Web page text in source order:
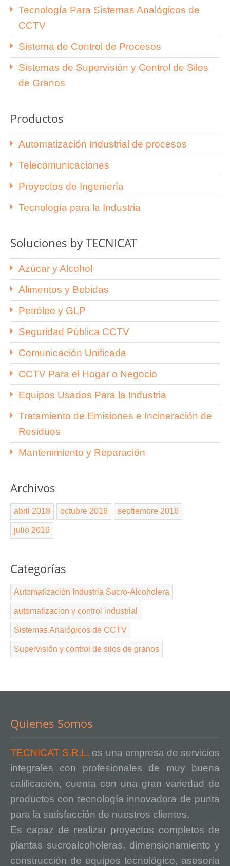
Tecnología Para Sistemas Analógicos de
CCTV
Sistema de Control de Procesos
Sistemas de Supervisión y Control de Silos
de Granos
Productos
Automatización Industrial de procesos
Telecomunicaciones
Proyectos de Ingeniería
Tecnología para la Industria
Soluciones by TECNICAT
Azúcar y Alcohol
Alimentos y Bebidas
Petróleo y GLP
Seguridad Pública CCTV
Comunicación Unificada
CCTV Para el Hogar o Negocio
Equipos Usados Para la Industria
Tratamiento de Emisiones e Incineración de
Residuos
Mantenimiento y Reparación
Archivos
abril 2018 octubre 2016 septiembre 2016
julio 2016
Categorías
Automatización Industria Sucro-Alcoholera
automatizacion y control industrial
Sistemas Analógicos de CCTV
Supervisión y control de silos de granos
Quienes Somos
TECNICAT S.R.L. es una empresa de servicios
integrales con profesionales de muy buena
calificación, cuenta con una gran variedad de
productos con tecnología innovadora de punta
para la satisfacción de nuestros clientes.
Es capaz de realizar proyectos completos de
plantas sucroalcoholeras, dimensionamiento y
construcción de equipos tecnológico, asesoría